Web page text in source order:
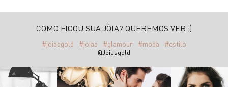
COMO FICOU SUA JÓIA? QUEREMOS VER ;)
#joiasgold #joias #glamour #moda #estilo
@Joiasgold